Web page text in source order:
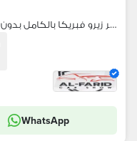
MG RX5 2019 توب لاين كسر زيرو فبريكا بالكامل بدون ملحوظة وقسط الباقى
WhatsApp